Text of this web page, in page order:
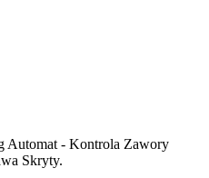
Automat - Kontrola Zawory
Skryty.